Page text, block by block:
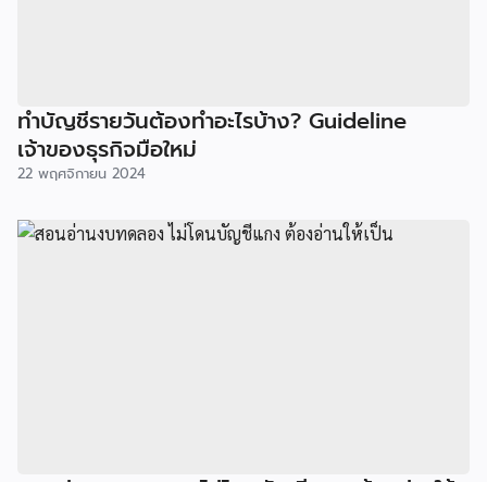
ทำบัญชีรายวันต้องทำอะไรบ้าง? Guideline
เจ้าของธุรกิจมือใหม่
22 พฤศจิกายน 2024